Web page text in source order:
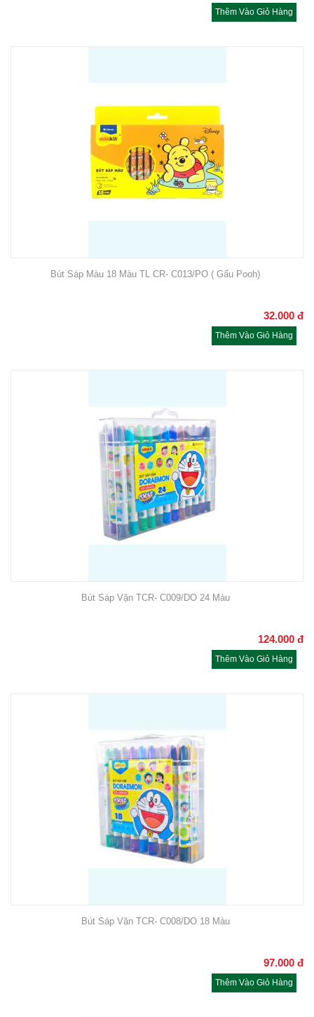
Thêm Vào Giỏ Hàng
Bút Sáp Màu 18 Màu TL CR- C013/PO ( Gấu Pooh)
32.000 đ
Thêm Vào Giỏ Hàng
Bút Sáp Vặn TCR- C009/DO 24 Màu
124.000 đ
Thêm Vào Giỏ Hàng
Bút Sáp Vặn TCR- C008/DO 18 Màu
97.000 đ
Thêm Vào Giỏ Hàng